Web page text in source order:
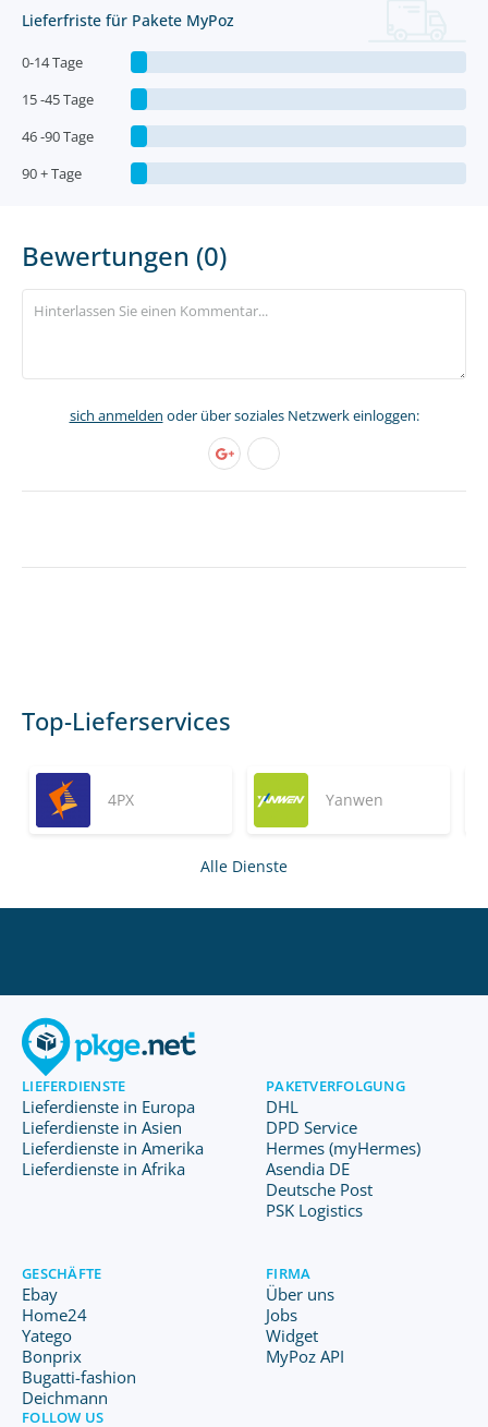
Lieferfriste für Pakete MyPoz
0-14 Tage
15 -45 Tage
46 -90 Tage
90 + Tage
Bewertungen (0)
sich anmelden oder über soziales Netzwerk einloggen:
Top-Lieferservices
4PX Yanwen
Alle Dienste
LIEFERDIENSTE
Lieferdienste in Europa
Lieferdienste in Asien
Lieferdienste in Amerika
Lieferdienste in Afrika
PAKETVERFOLGUNG
DHL
DPD Service
Hermes (myHermes)
Asendia DE
Deutsche Post
PSK Logistics
GESCHÄFTE
Ebay
Home24
Yatego
Bonprix
Bugatti-fashion
Deichmann
FIRMA
Über uns
Jobs
Widget
MyPoz API
FOLLOW US